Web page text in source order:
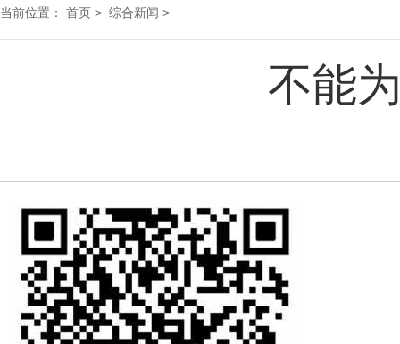
当前位置： 首页 > 综合新闻 >
不能